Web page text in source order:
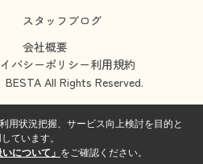
スタッフブログ
会社概要
バシーポリシー利用規約
All Rights Reserved.
用状況把握、サービス向上検討を目的と
ています。
について」 をご確認ください。